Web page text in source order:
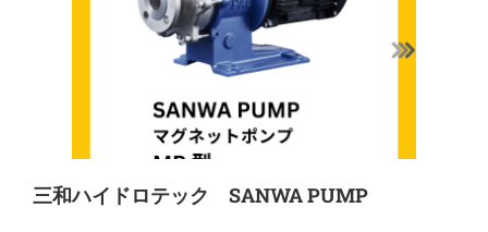
三和ハイドロテック SANWA PUMP